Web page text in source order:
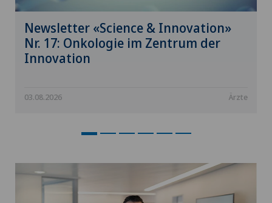
Newsletter «Science & Innovation»
Nr. 17: Onkologie im Zentrum der
Innovation
03.08.2026 Ärzte